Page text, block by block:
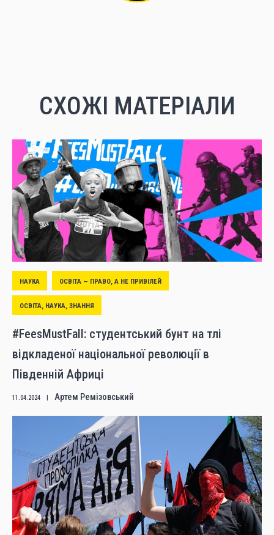
СХОЖІ МАТЕРІАЛИ
НАУКА ОСВІТА — ПРАВО, А НЕ ПРИВІЛЕЙ
ОСВІТА, НАУКА, ЗНАННЯ
#FeesMustFall: студентський бунт на тлі
відкладеної національної революції в
Південній Африці
11.04.2024 Артем Ремізовський